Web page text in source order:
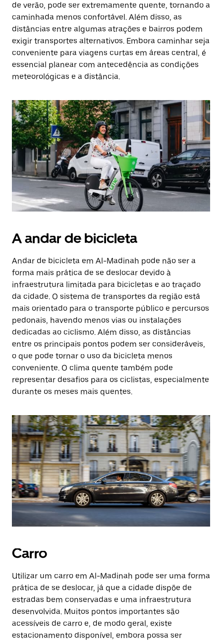
de verão, pode ser extremamente quente, tornando a
caminhada menos confortável. Além disso, as
distâncias entre algumas atrações e bairros podem
exigir transportes alternativos. Embora caminhar seja
conveniente para viagens curtas em áreas central, é
essencial planear com antecedência as condições
meteorológicas e a distância.
A andar de bicicleta
Andar de bicicleta em Al-Madinah pode não ser a
forma mais prática de se deslocar devido à
infraestrutura limitada para bicicletas e ao traçado
da cidade. O sistema de transportes da região está
mais orientado para o transporte público e percursos
pedonais, havendo menos vias ou instalações
dedicadas ao ciclismo. Além disso, as distâncias
entre os principais pontos podem ser consideráveis,
o que pode tornar o uso da bicicleta menos
conveniente. O clima quente também pode
representar desafios para os ciclistas, especialmente
durante os meses mais quentes.
Carro
Utilizar um carro em Al-Madinah pode ser uma forma
prática de se deslocar, já que a cidade dispõe de
estradas bem conservadas e uma infraestrutura
desenvolvida. Muitos pontos importantes são
acessíveis de carro e, de modo geral, existe
estacionamento disponível, embora possa ser